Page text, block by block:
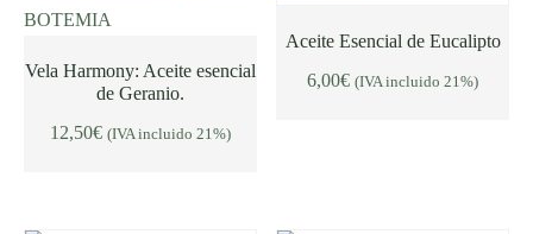
Vela Harmony: Aceite esencial
de Geranio.
12,50€ (IVA incluido 21%)
AÑADIR AL CARRITO
Aceite Esencial de Eucalipto
6,00€ (IVA incluido 21%)